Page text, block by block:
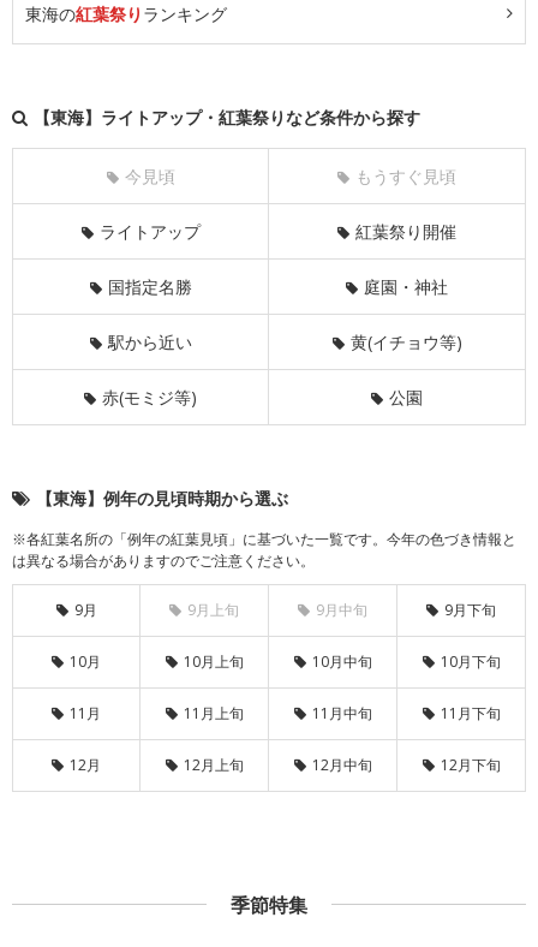
東海の紅葉祭り ランキング
【東海】ライトアップ・紅葉祭りなど条件から探す
今見頃 もうすぐ見頃
ライトアップ 紅葉祭り開催
国指定名勝 庭園・神社
駅から近い 黄(イチョウ等)
赤(モミジ等) 公園
【東海】例年の見頃時期から選ぶ
※各紅葉名所の「例年の紅葉見頃」に基づいた一覧です。今年の色づき情報と
は異なる場合がありますのでご注意ください。
9月 9月上旬 9月中旬 9月下旬
10月 10月上旬 10月中旬 10月下旬
11月 11月上旬 11月中旬 11月下旬
12月 12月上旬 12月中旬 12月下旬
季節特集